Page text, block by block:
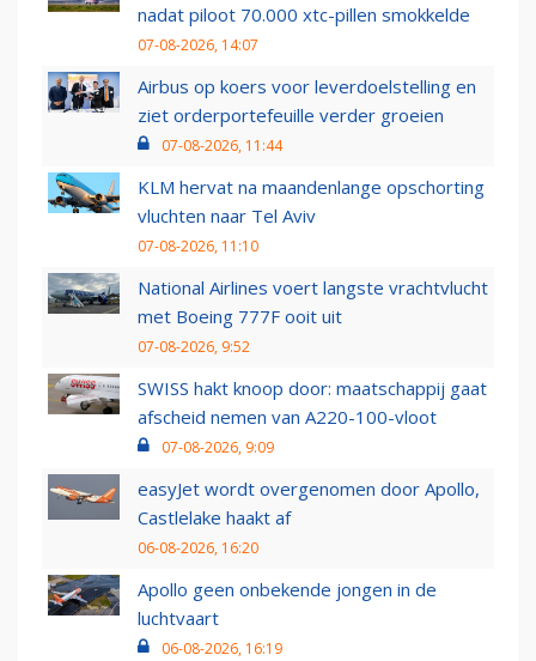
nadat piloot 70.000 xtc-pillen smokkelde
07-08-2026, 14:07
Airbus op koers voor leverdoelstelling en
ziet orderportefeuille verder groeien
07-08-2026, 11:44
KLM hervat na maandenlange opschorting
vluchten naar Tel Aviv
07-08-2026, 11:10
National Airlines voert langste vrachtvlucht
met Boeing 777F ooit uit
07-08-2026, 9:52
SWISS hakt knoop door: maatschappij gaat
afscheid nemen van A220-100-vloot
07-08-2026, 9:09
easyJet wordt overgenomen door Apollo,
Castlelake haakt af
06-08-2026, 16:20
Apollo geen onbekende jongen in de
luchtvaart
06-08-2026, 16:19